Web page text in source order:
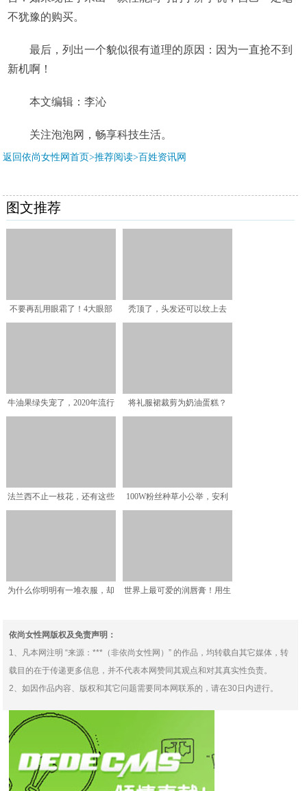
不犹豫的购买。
最后，列出一个貌似很有道理的原因：因为一直抢不到
新机啊！
本文编辑：李沁
关注泡泡网，畅享科技生活。
返回依尚女性网首页>推荐阅读>百姓资讯网
图文推荐
不要再乱用眼霜了！4大眼部
秃顶了，头发还可以纹上去
牛油果绿失宠了，2020年流行
将礼服裙裁剪为奶油蛋糕？
法兰西不止一枝花，还有这些
100W粉丝种草小公举，安利
为什么你明明有一堆衣服，却
世界上最可爱的润唇膏！用生
依尚女性网版权及免责声明：
1、凡本网注明 “来源：***（非依尚女性网）” 的作品，均转载自其它媒体，转
载目的在于传递更多信息，并不代表本网赞同其观点和对其真实性负责。
2、如因作品内容、版权和其它问题需要同本网联系的，请在30日内进行。